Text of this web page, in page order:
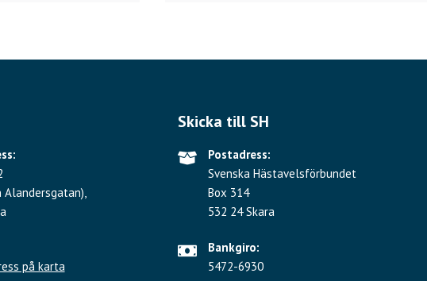
Alandersgatan),
på karta
Skicka till SH
Postadress:
Svenska Hästavelsförbundet
Box 314
532 24 Skara
Bankgiro:
5472-6930